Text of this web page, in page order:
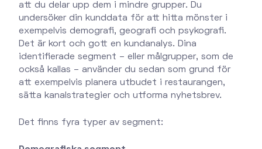
att du delar upp dem i mindre grupper. Du
undersöker din kunddata för att hitta mönster i
exempelvis demografi, geografi och psykografi.
Det är kort och gott en kundanalys. Dina
identifierade segment – eller målgrupper, som de
också kallas – använder du sedan som grund för
att exempelvis planera utbudet i restaurangen,
sätta kanalstrategier och utforma nyhetsbrev.
Det finns fyra typer av segment: